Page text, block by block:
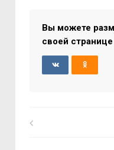
Вы можете
своей странице